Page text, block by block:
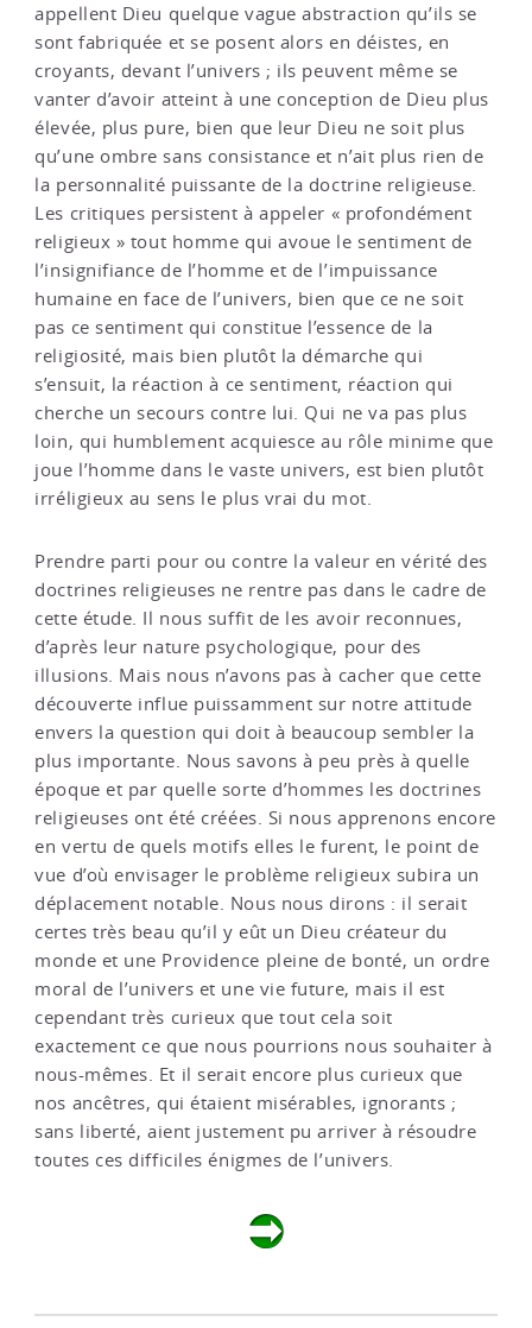
appellent Dieu quelque vague abstraction qu’ils se
sont fabriquée et se posent alors en déistes, en
croyants, devant l’univers ; ils peuvent même se
vanter d’avoir atteint à une conception de Dieu plus
élevée, plus pure, bien que leur Dieu ne soit plus
qu’une ombre sans consistance et n’ait plus rien de
la personnalité puissante de la doctrine religieuse.
Les critiques persistent à appeler « profondément
religieux » tout homme qui avoue le sentiment de
l’insignifiance de l’homme et de l’impuissance
humaine en face de l’univers, bien que ce ne soit
pas ce sentiment qui constitue l’essence de la
religiosité, mais bien plutôt la démarche qui
s’ensuit, la réaction à ce sentiment, réaction qui
cherche un secours contre lui. Qui ne va pas plus
loin, qui humblement acquiesce au rôle minime que
joue l’homme dans le vaste univers, est bien plutôt
irréligieux au sens le plus vrai du mot.
Prendre parti pour ou contre la valeur en vérité des
doctrines religieuses ne rentre pas dans le cadre de
cette étude. Il nous suffit de les avoir reconnues,
d’après leur nature psychologique, pour des
illusions. Mais nous n’avons pas à cacher que cette
découverte influe puissamment sur notre attitude
envers la question qui doit à beaucoup sembler la
plus importante. Nous savons à peu près à quelle
époque et par quelle sorte d’hommes les doctrines
religieuses ont été créées. Si nous apprenons encore
en vertu de quels motifs elles le furent, le point de
vue d’où envisager le problème religieux subira un
déplacement notable. Nous nous dirons : il serait
certes très beau qu’il y eût un Dieu créateur du
monde et une Providence pleine de bonté, un ordre
moral de l’univers et une vie future, mais il est
cependant très curieux que tout cela soit
exactement ce que nous pourrions nous souhaiter à
nous-mêmes. Et il serait encore plus curieux que
nos ancêtres, qui étaient misérables, ignorants ;
sans liberté, aient justement pu arriver à résoudre
toutes ces difficiles énigmes de l’univers.